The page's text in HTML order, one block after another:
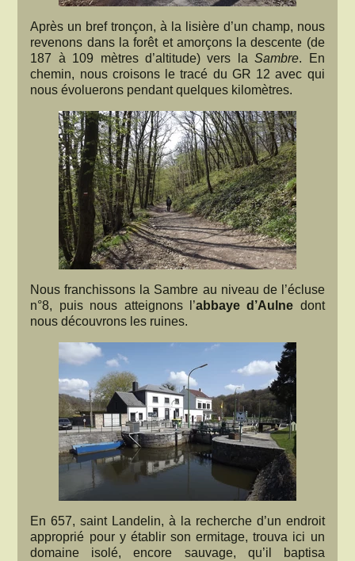
Après un bref tronçon, à la lisière d’un champ, nous
revenons dans la forêt et amorçons la descente (de
187 à 109 mètres d’altitude) vers laSambre. En
chemin, nous croisons le tracé du GR 12 avec qui
nous évoluerons pendant quelques kilomètres.
Nous franchissons la Sambre au niveau de l’écluse
n°8, puis nous atteignons l’abbaye d’Aulne dont
nous découvrons les ruines.
En 657, saint Landelin, à la recherche d’un endroit
approprié pour y établir son ermitage, trouva ici un
domaine isolé, encore sauvage, qu’il baptisa